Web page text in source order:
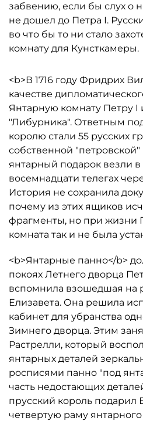
забвению, если бы слух о
не дошел до Петра I.
во что бы то ни стало
комнату для Кунсткамеры.
<b>В 1716 году Фридрих
качестве
Янтарную комнату Петру I
"Либурника". Ответным
королю стали 55 русских
собственной
янтарный подарок везли
восемнадцати телегах
История не сохранила
почему из этих ящиков
фрагменты, но при жизни
комната так и не была
<b>Янтарные панно</b>
покоях Летнего дворца
вспомнила взошедшая на
Елизавета. Она решила
кабинет для убранства
Зимнего дворца. Этим
Растрелли, который
янтарных деталей
росписями панно "под
часть недостающих
прусский король подарил
четвертую раму янтарного